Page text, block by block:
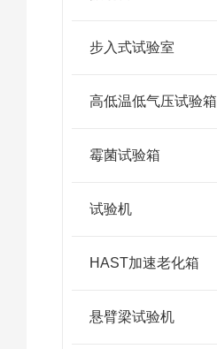
步入式试验室
高低温低气压试验箱
霉菌试验箱
试验机
HAST加速老化箱
悬臂梁试验机